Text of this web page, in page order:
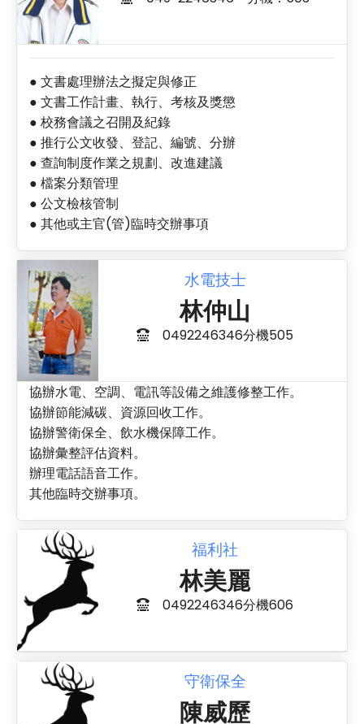
● 文書處理辦法之擬定與修正
● 文書工作計畫、執行、考核及獎懲
● 校務會議之召開及紀錄
● 推行公文收發、登記、編號、分辦
● 查詢制度作業之規劃、改進建議
● 檔案分類管理
● 公文檢核管制
● 其他或主官(管)臨時交辦事項
水電技士
林仲山
0492246346分機505
協辦水電、空調、電訊等設備之維護修整工作。
協辦節能減碳、資源回收工作。
協辦警衛保全、飲水機保障工作。
協辦彙整評估資料。
辦理電話語音工作。
其他臨時交辦事項。
福利社
林美麗
0492246346分機606
守衛保全
陳威歷